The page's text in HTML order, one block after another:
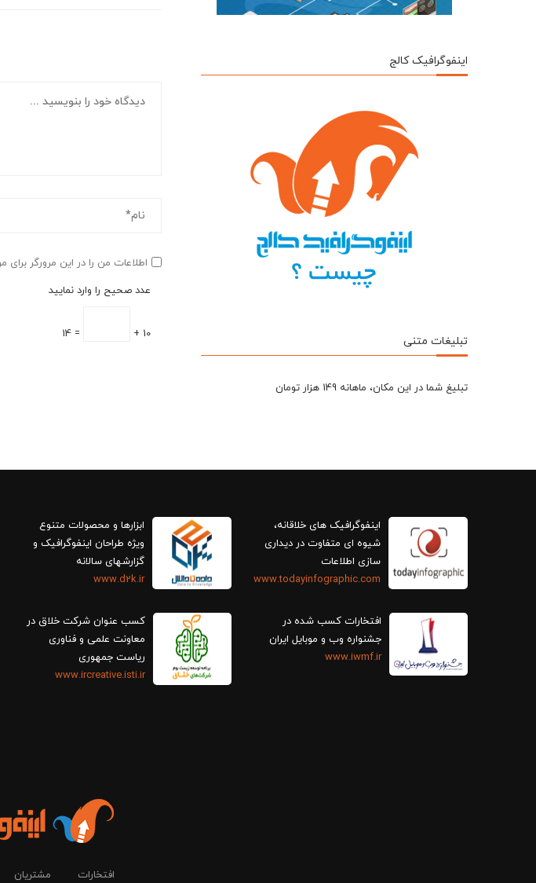
اطلاعات من را در این مرورگر
عدد صحیح را وارد نمایید
10 +
= 14
اینفوگرافیک کالج
تبلیغات متنی
تبلیغ شما در این مکان، ماهانه 149 هزار تومان
اینفوگرافیک های خلاقانه،
سازی اطلاعات
www.todayinfographic.com
افتخارات کسب شده در
جشنواره وب و موبایل ایران
www.iwmf.ir
ابزارها و محصولات متنوع
ویژه طراحان اینفوگرافیک و
گزارش‎های سالانه
www.d2k.ir
کسب عنوان شرکت خلاق در
معاونت علمی و فناوری
ریاست جمهوری
www.ircreative.isti.ir
افتخارات مشتریان